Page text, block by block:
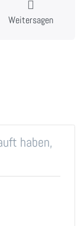
Weitersagen
haben,